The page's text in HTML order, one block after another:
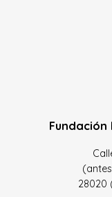
Fundación
28020